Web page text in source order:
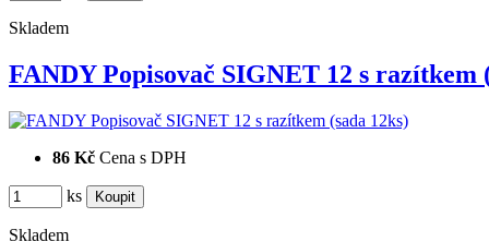
Skladem
FANDY Popisovač SIGNET 12 s
86 Kč Cena s DPH
ks
Skladem